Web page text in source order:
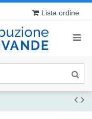
Lista ordine